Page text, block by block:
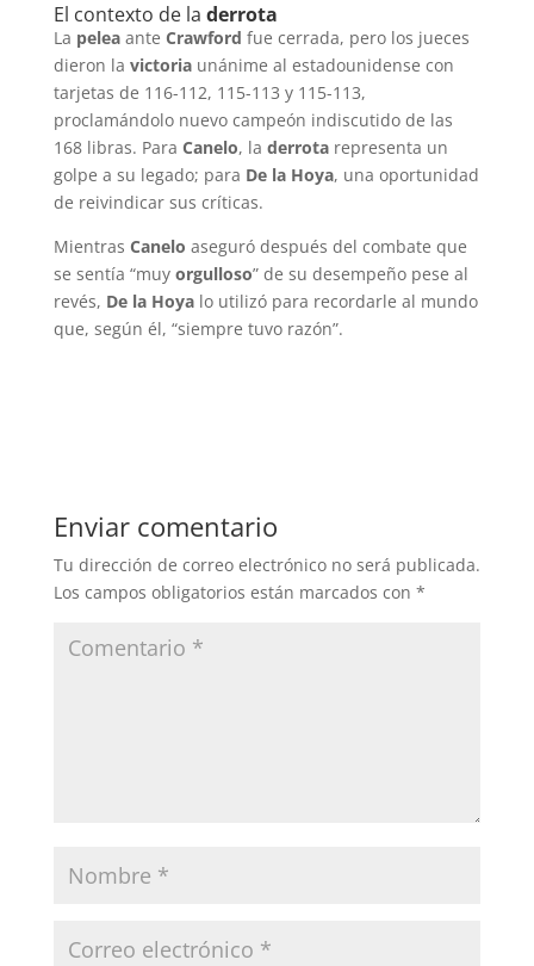
El contexto de la derrota
La peleaante Crawford fue cerrada, pero los jueces
dieron la victoriaunánime al estadounidense con
tarjetas de 116-112, 115-113 y 115-113,
proclamándolo nuevo campeón indiscutido de las
168 libras. Para Canelo, la derrotarepresenta un
golpe a su legado; para De la Hoya, una oportunidad
de reivindicar sus críticas.
Mientras Canelo aseguró después del combate que
se sentía “muy orgulloso” de su desempeño pese al
revés, De la Hoyalo utilizó para recordarle al mundo
que, según él, “siempre tuvo razón”.
Enviar comentario
Tu dirección de correo electrónico no será publicada.
Los campos obligatorios están marcados con *